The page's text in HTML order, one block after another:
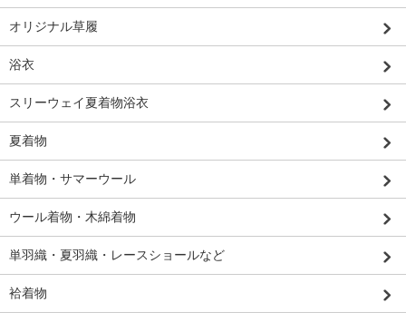
オリジナル草履
浴衣
スリーウェイ夏着物浴衣
夏着物
単着物・サマーウール
ウール着物・木綿着物
単羽織・夏羽織・レースショールなど
袷着物